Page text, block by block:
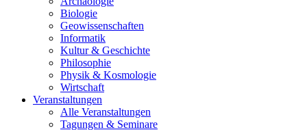
Biologie
Geowissenschaften
Informatik
Kultur & Geschichte
Philosophie
Physik & Kosmologie
Wirtschaft
Veranstaltungen
Alle Veranstaltungen
Tagungen & Seminare